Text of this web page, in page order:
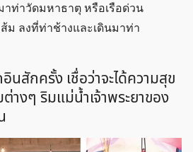
ท่าวัดมหาธาตุ หรือเรือด่วน
ส้ม ลงที่ท่าช้างและเดินมาท่า
อินสักครั้ง เชื่อว่าจะได้ความสุข
างๆ ริมแม่น้ำเจ้าพระยาของ